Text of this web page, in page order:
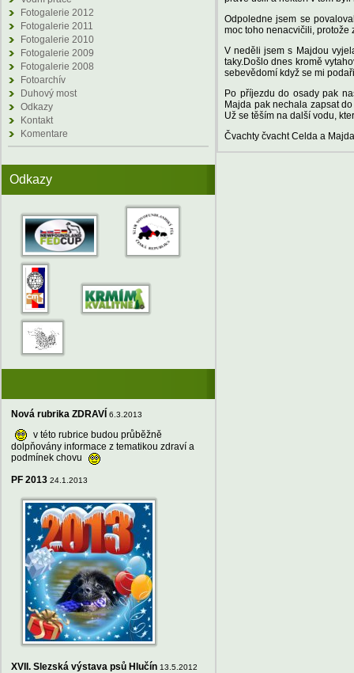
Fotogalerie 2012
Fotogalerie 2011
Fotogalerie 2010
Fotogalerie 2009
Fotogalerie 2008
Fotoarchív
Duhový most
Odkazy
Kontakt
Komentare
Odkazy
Nová rubrika ZDRAVÍ 6.3.2013
v této rubrice budou průběžně
dolpňovány informace z tematikou zdraví a
podmínek chovu
PF 2013 24.1.2013
XVII. Slezská výstava psů Hlučín 13.5.2012
Odpoledne jsem se
moc toho nenacvičili, protože
V neděli jsem s Majdou
taky.Došlo dnes kromě
sebevědomí když se mi
Po příjezdu do osady pak
Majda pak nechala zapsat
Už se těším na další vodu,
Čvachty čvacht Celda a Majda